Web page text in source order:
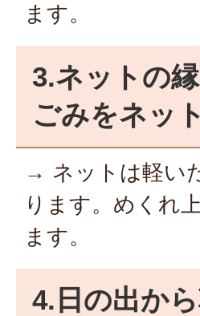
ます。
3.ネットの
ごみをネッ
→ ネットは軽い
ります。めくれ
ます。
4.日の出か